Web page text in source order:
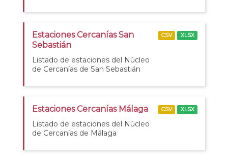
Estaciones Cercanías San
Sebastián
Listado de estaciones del Núcleo
de Cercanías de San Sebastián
CSV XLSX
Estaciones Cercanías Málaga
Listado de estaciones del Núcleo
de Cercanías de Málaga
CSV XLSX